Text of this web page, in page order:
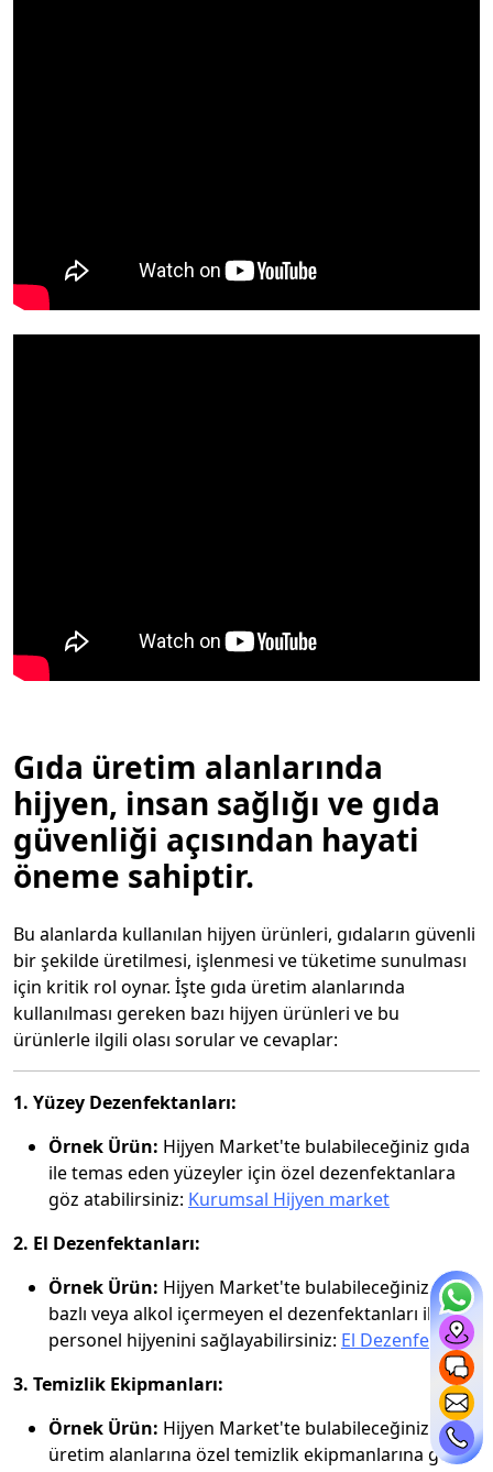
Gıda üretim alanlarında
hijyen, insan sağlığı ve gıda
güvenliği açısından hayati
öneme sahiptir.
Bu alanlarda kullanılan hijyen ürünleri, gıdaların güvenli
bir şekilde üretilmesi, işlenmesi ve tüketime sunulması
için kritik rol oynar. İşte gıda üretim alanlarında
kullanılması gereken bazı hijyen ürünleri ve bu
ürünlerle ilgili olası sorular ve cevaplar:
1. Yüzey Dezenfektanları:
Örnek Ürün: Hijyen Market'te bulabileceğiniz gıda
ile temas eden yüzeyler için özel dezenfektanlara
göz atabilirsiniz: Kurumsal Hijyen market
2. El Dezenfektanları:
Örnek Ürün: Hijyen Market'te bulabileceğiniz alkol
bazlı veya alkol içermeyen el dezenfektanları ile
personel hijyenini sağlayabilirsiniz: El Dezenfektanı
3. Temizlik Ekipmanları:
Örnek Ürün: Hijyen Market'te bulabileceğiniz gıda
üretim alanlarına özel temizlik ekipmanlarına göz